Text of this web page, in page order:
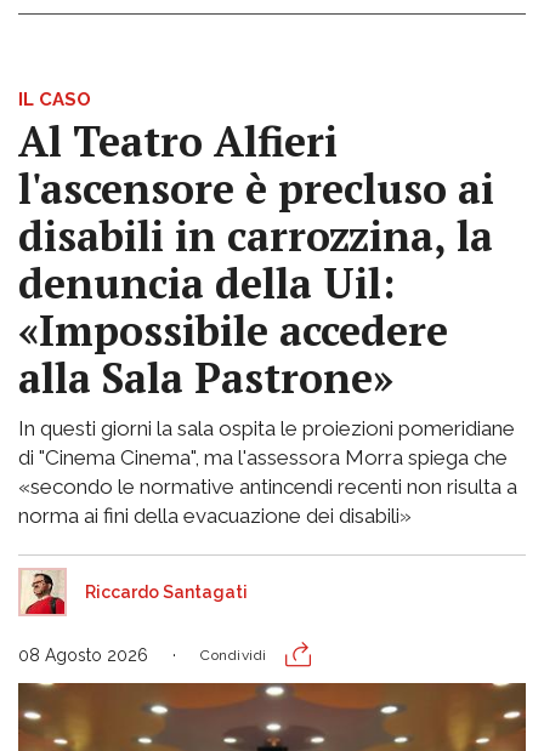
IL CASO
Al Teatro Alfieri
l'ascensore è precluso ai
disabili in carrozzina, la
denuncia della Uil:
«Impossibile accedere
alla Sala Pastrone»
In questi giorni la sala ospita le proiezioni pomeridiane
di "Cinema Cinema", ma l'assessora Morra spiega che
«secondo le normative antincendi recenti non risulta a
norma ai fini della evacuazione dei disabili»
Riccardo Santagati
08 Agosto 2026 Condividi